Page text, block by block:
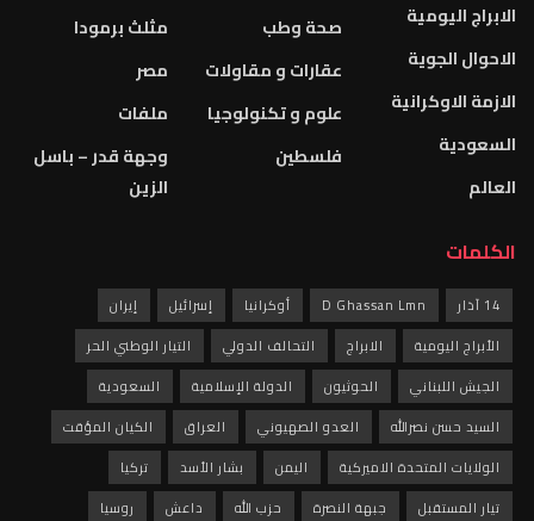
الابراج اليومية
الاحوال الجوية
الازمة الاوكرانية
السعودية
العالم
صحة وطب
عقارات و مقاولات
علوم و تكنولوجيا
فلسطين
مثلث برمودا
مصر
ملفات
وجهة قدر – باسل
الزين
الكلمات
14 آذار D Ghassan Lmn أوكرانيا إسرائيل
إيران
الأبراج اليومية
الابراج التحالف الدولي
التيار الوطني الحر
الجيش اللبناني
الحوثيون الدولة الإسلامية
السعودية
السيد حسن نصرالله
العدو الصهيوني العراق
الكيان المؤقت
الولايات المتحدة الاميركية
اليمن بشار الأسد
تركيا
تيار المستقبل
جبهة النصرة حزب الله داعش روسيا